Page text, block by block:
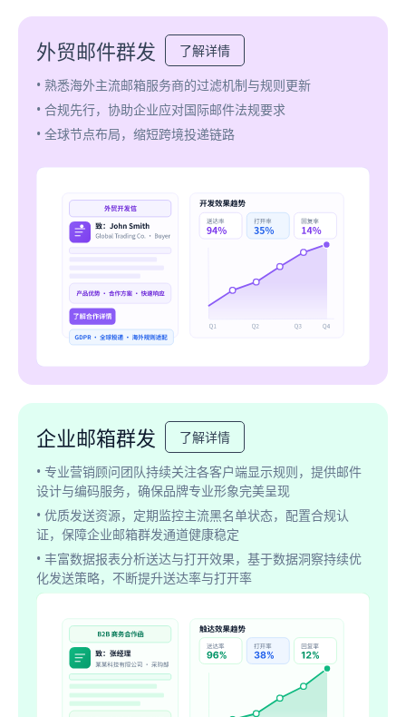
外贸邮件群发
了解详情
• 熟悉海外主流邮箱服务商的过滤机制与规则更新
• 合规先行，协助企业应对国际邮件法规要求
• 全球节点布局，缩短跨境投递链路
企业邮箱群发
了解详情
• 专业营销顾问团队持续关注各客户端显示规则，提供邮件
设计与编码服务，确保品牌专业形象完美呈现
• 优质发送资源，定期监控主流黑名单状态，配置合规认
证，保障企业邮箱群发通道健康稳定
• 丰富数据报表分析送达与打开效果，基于数据洞察持续优
化发送策略，不断提升送达率与打开率